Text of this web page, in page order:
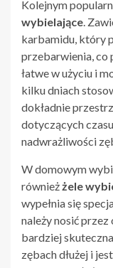
Kolejnym
wybielające.
karbamidu, który
przebarwienia, co
łatwe w użyciu i
kilku dniach
dokładnie
dotyczących
nadwrażliwości
W domowym
równieżżele
wypełnia się
należy nosić
bardziej
zębach dłużej i